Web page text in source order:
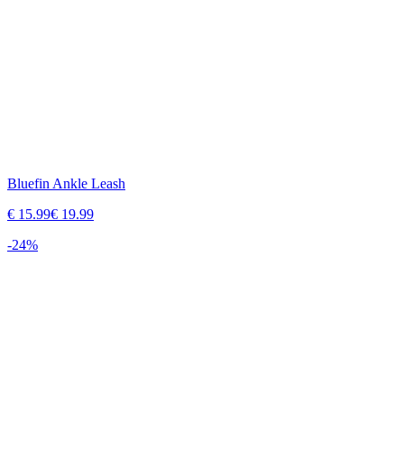
Bluefin Ankle Leash
€ 15.99€ 19.99
-24%